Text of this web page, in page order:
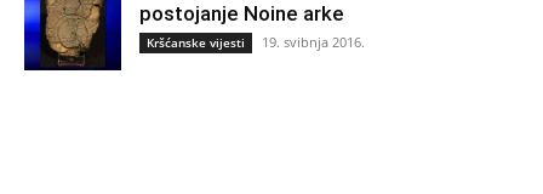
postojanje Noine arke
Kršćanske vijesti 19. svibnja 2016.